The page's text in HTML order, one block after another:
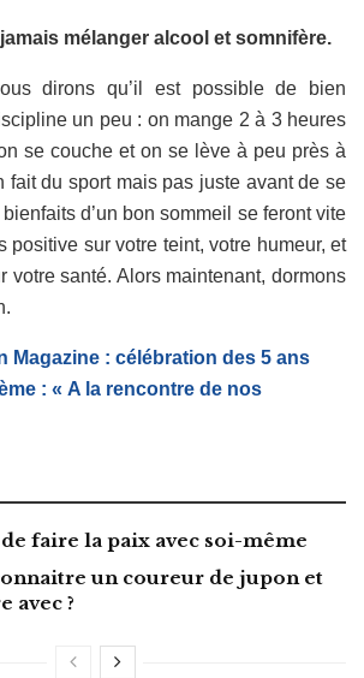
mélanger alcool et somnifère.
dirons qu’il est possible de bien
un peu : on mange 2 à 3 heures
se couche et on se lève à peu près à
fait du sport mais pas juste avant de se
d’un bon sommeil se feront vite
positive sur votre teint, votre humeur, et
votre santé. Alors maintenant, dormons
Magazine : célébration des 5 ans
: « A la rencontre de nos
faire la paix avec soi-même
un coureur de jupon et
avec ?